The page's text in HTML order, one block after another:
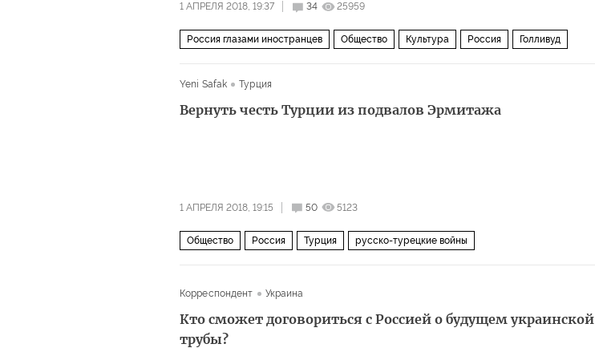
1 АПРЕЛЯ 2018, 19:37 34 25959
Россия глазами иностранцев Общество Культура Россия Голливуд
Yeni Safak Турция
Вернуть честь Турции из подвалов Эрмитажа
1 АПРЕЛЯ 2018, 19:15 50 5123
Общество Россия Турция русско-турецкие войны
Корреспондент Украина
Кто сможет договориться с Россией о будущем украинской
трубы?